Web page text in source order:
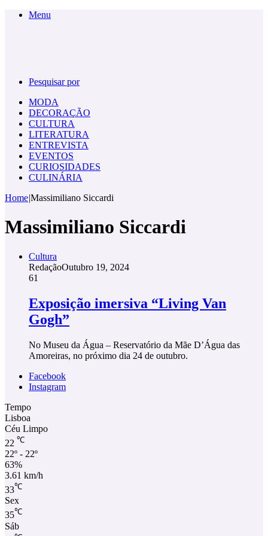
Menu
Pesquisar por
MODA
DECORAÇÃO
CULTURA
LITERATURA
ENTREVISTA
EVENTOS
CURIOSIDADES
CULINÁRIA
Home|Massimiliano Siccardi
Massimiliano Siccardi
Cultura
RedaçãoOutubro 19, 2024
61
Exposição imersiva “Living Van
Gogh”
No Museu da Água – Reservatório da Mãe D’Água das
Amoreiras, no próximo dia 24 de outubro.
Facebook
Instagram
Tempo
Lisboa
Céu Limpo
22 ℃
22º - 22º
63%
3.61 km/h
33℃
Sex
35℃
Sáb